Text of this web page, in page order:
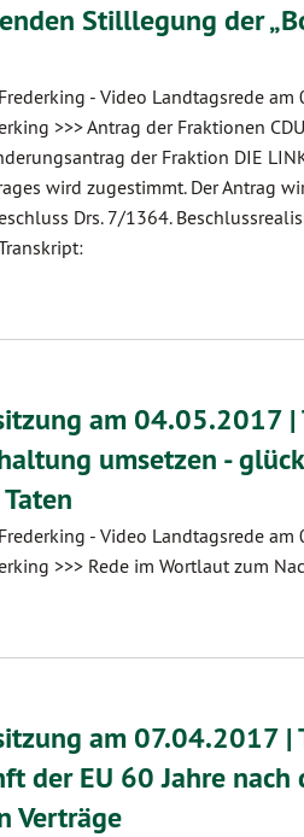
Stilllegung der
- Video Landtagsrede am
>>> Antrag der Fraktionen
der Fraktion DIE
wird zugestimmt. Der Antrag
Drs. 7/1364.
am 04.05.2017 |
umsetzen -
- Video Landtagsrede am
>>> Rede im Wortlaut zum
am 07.04.2017 |
der EU 60 Jahre
Verträge